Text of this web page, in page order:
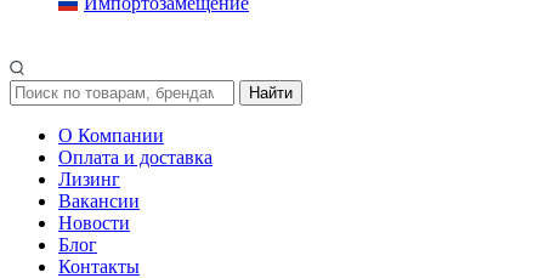
Найти
О Компании
Оплата и доставка
Лизинг
Вакансии
Новости
Блог
Контакты